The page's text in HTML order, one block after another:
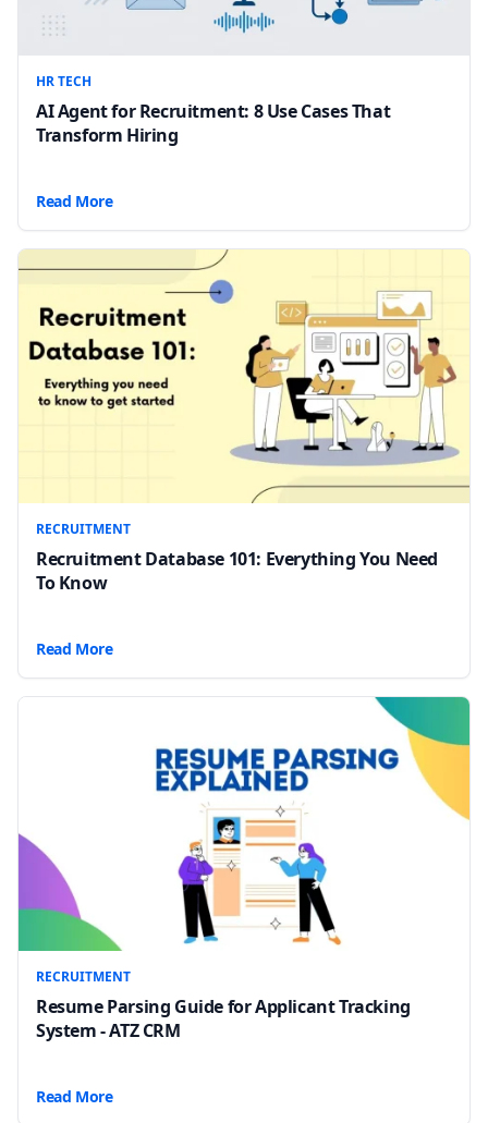
HR TECH
AI Agent for Recruitment: 8 Use Cases That
Transform Hiring
Read More
RECRUITMENT
Recruitment Database 101: Everything You Need
To Know
Read More
RECRUITMENT
Resume Parsing Guide for Applicant Tracking
System - ATZ CRM
Read More